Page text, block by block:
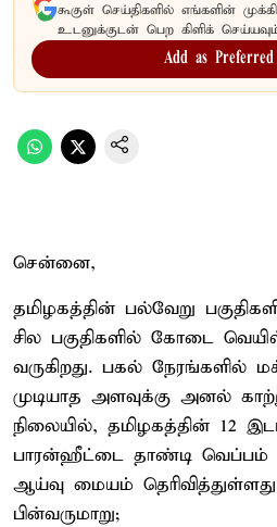
கூகுள் செய்திகளில் எங்களின்
உடனுக்குடன் பெற கிளிக்
Add as Preferred
சென்னை,
தமிழகத்தின் பல்வேறு
சில பகுதிகளில் கோடை
வருகிறது. பகல் நேரங்களில்
முடியாத அளவுக்கு அனல்
நிலையில், தமிழகத்தின் 12
பாரன்ஹீட்டை தாண்டி வெப்பம்
ஆய்வு மையம்
பின்வருமாறு;